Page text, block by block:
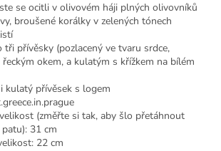
se ocitli v olivovém háji plných olivovníků
broušené korálky v zelených tónech
tři přívěsky (pozlacený ve tvaru srdce,
řeckým okem, a kulatým s křížkem na bílém
kulatý přívěsek s logem
(změřte si tak, aby šlo přetáhnout
31 cm
22 cm